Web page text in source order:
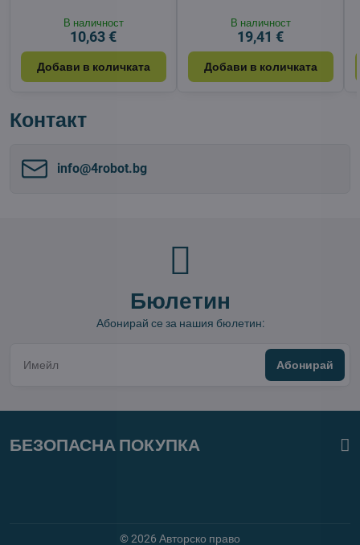
В наличност
10,63 €
Добави в количката
В наличност
19,41 €
Добави в количката
Контакт
info​@4robot​.bg
Бюлетин
Абонирай се за нашия бюлетин:
Абонирай
БЕЗОПАСНА ПОКУПКА
©2026 Авторско право